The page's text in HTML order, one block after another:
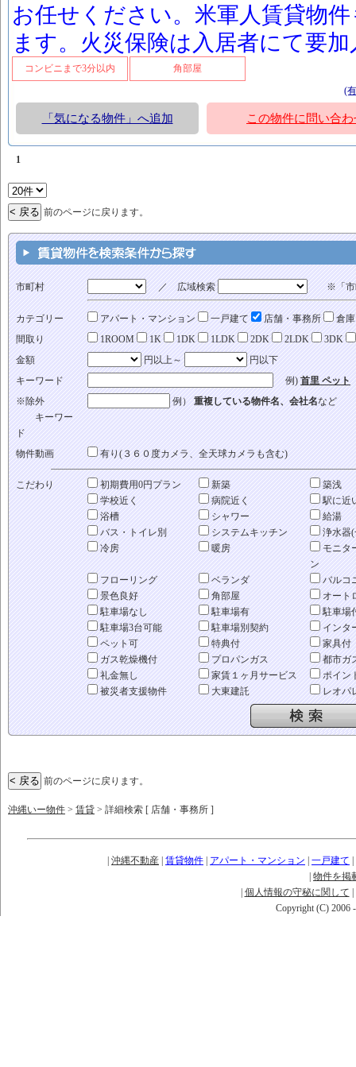
お任せください。米軍人賃貸物
ます。火災保険は入居者にて要加
コンビニまで3分以内
角部屋
(
「気になる物件」へ追加 この物件に問い合わ
1
前のページに戻ります。
市町村 ／ 広域検索 ※「市町
カテゴリー アパート・マンション 一戸建て 店舗・事務所
倉庫
間取り
1ROOM 1K 1DK 1LDK 2DK 2LDK
3DK
金額
円以上～
円以下
キーワード
例)首里 ペット
※除外
キーワー
ド
例）重複している物件名、会社名など
物件動画 有り(３６０度カメラ、全天球カメラも含む)
こだわり 初期費用0円プラン 新築
築浅
学校近く
病院近く
駅に近
浴槽
シャワー
給湯
バス・トイレ別
システムキッチン
浄水器(
冷房
暖房
モニタ
ン
フローリング
ベランダ
バルコ
景色良好
角部屋
オート
駐車場なし
駐車場有
駐車場
駐車場3台可能
駐車場別契約
インタ
ペット可
特典付
家具付
ガス乾燥機付
プロパンガス
都市ガ
礼金無し
家賃１ヶ月サービス
ポイン
被災者支援物件
大東建託 レオパ
前のページに戻ります。
沖縄いー物件 > 賃貸 > 詳細検索 [ 店舗・事務所 ]
沖縄不動産 賃貸物件 アパート・マンション 一戸建て
物件を掲
個人情報の守秘に関して
Copyright (C) 2006